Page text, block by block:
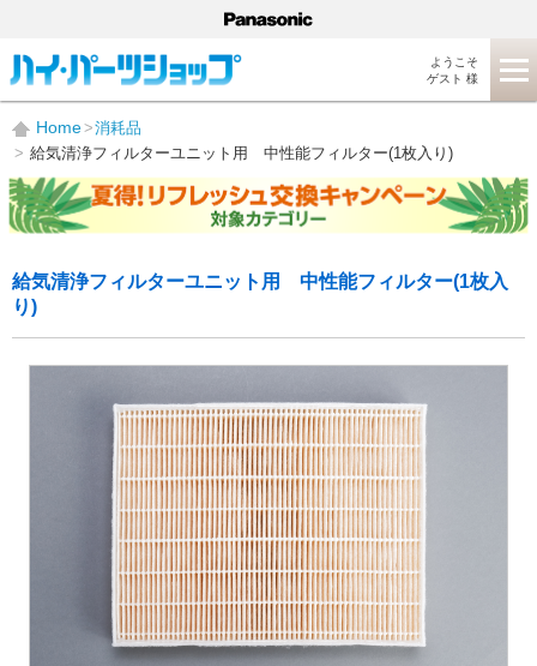
ようこそ
ゲスト 様
Home
消耗品
給気清浄フィルターユニット用 中性能フィルター(1枚入り)
給気清浄フィルターユニット用 中性能フィルター(1枚入
り)